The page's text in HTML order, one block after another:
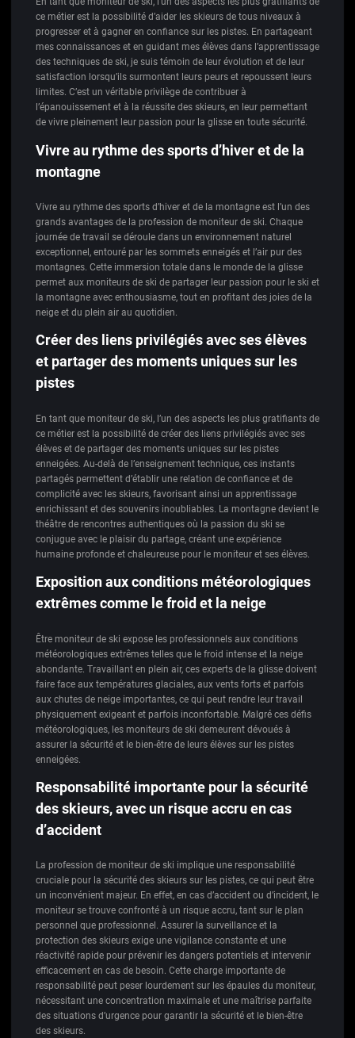
ce métier est la possibilité d’aider les skieurs de tous niveaux à
progresser et à gagner en confiance sur les pistes. En partageant
mes connaissances et en guidant mes élèves dans l’apprentissage
des techniques de ski, je suis témoin de leur évolution et de leur
satisfaction lorsqu’ils surmontent leurs peurs et repoussent leurs
limites. C’est un véritable privilège de contribuer à
l’épanouissement et à la réussite des skieurs, en leur permettant
de vivre pleinement leur passion pour la glisse en toute sécurité.
Vivre au rythme des sports d’hiver et de la
montagne
Vivre au rythme des sports d’hiver et de la montagne est l’un des
grands avantages de la profession de moniteur de ski. Chaque
journée de travail se déroule dans un environnement naturel
exceptionnel, entouré par les sommets enneigés et l’air pur des
montagnes. Cette immersion totale dans le monde de la glisse
permet aux moniteurs de ski de partager leur passion pour le ski et
la montagne avec enthousiasme, tout en profitant des joies de la
neige et du plein air au quotidien.
Créer des liens privilégiés avec ses élèves
et partager des moments uniques sur les
pistes
En tant que moniteur de ski, l’un des aspects les plus gratifiants de
ce métier est la possibilité de créer des liens privilégiés avec ses
élèves et de partager des moments uniques sur les pistes
enneigées. Au-delà de l’enseignement technique, ces instants
partagés permettent d’établir une relation de confiance et de
complicité avec les skieurs, favorisant ainsi un apprentissage
enrichissant et des souvenirs inoubliables. La montagne devient le
théâtre de rencontres authentiques où la passion du ski se
conjugue avec le plaisir du partage, créant une expérience
humaine profonde et chaleureuse pour le moniteur et ses élèves.
Exposition aux conditions météorologiques
extrêmes comme le froid et la neige
Être moniteur de ski expose les professionnels aux conditions
météorologiques extrêmes telles que le froid intense et la neige
abondante. Travaillant en plein air, ces experts de la glisse doivent
faire face aux températures glaciales, aux vents forts et parfois
aux chutes de neige importantes, ce qui peut rendre leur travail
physiquement exigeant et parfois inconfortable. Malgré ces défis
météorologiques, les moniteurs de ski demeurent dévoués à
assurer la sécurité et le bien-être de leurs élèves sur les pistes
enneigées.
Responsabilité importante pour la sécurité
des skieurs, avec un risque accru en cas
d’accident
La profession de moniteur de ski implique une responsabilité
cruciale pour la sécurité des skieurs sur les pistes, ce qui peut être
un inconvénient majeur. En effet, en cas d’accident ou d’incident, le
moniteur se trouve confronté à un risque accru, tant sur le plan
personnel que professionnel. Assurer la surveillance et la
protection des skieurs exige une vigilance constante et une
réactivité rapide pour prévenir les dangers potentiels et intervenir
efficacement en cas de besoin. Cette charge importante de
responsabilité peut peser lourdement sur les épaules du moniteur,
nécessitant une concentration maximale et une maîtrise parfaite
des situations d’urgence pour garantir la sécurité et le bien-être
des skieurs.